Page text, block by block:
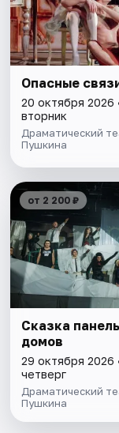
Опасные
20 октября 2026
вторник
Драматический
Пушкина
от 2 200 ₽
Сказка
домов
29 октября 2026
четверг
Драматический
Пушкина